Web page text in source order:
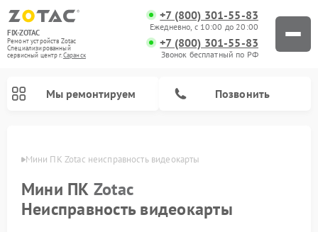
FIX-ZOTAC
Ремонт устройств Zotac
Специализированный
cервисный центр г.Саранск
+7 (800) 301-55-83
Ежедневно, с 10:00 до 20:00
+7 (800) 301-55-83
Звонок бесплатный по РФ
Мы ремонтируем Позвонить
Мини ПК Zotac неисправность видеокарты
Мини ПК Zotac
Неисправность видеокарты